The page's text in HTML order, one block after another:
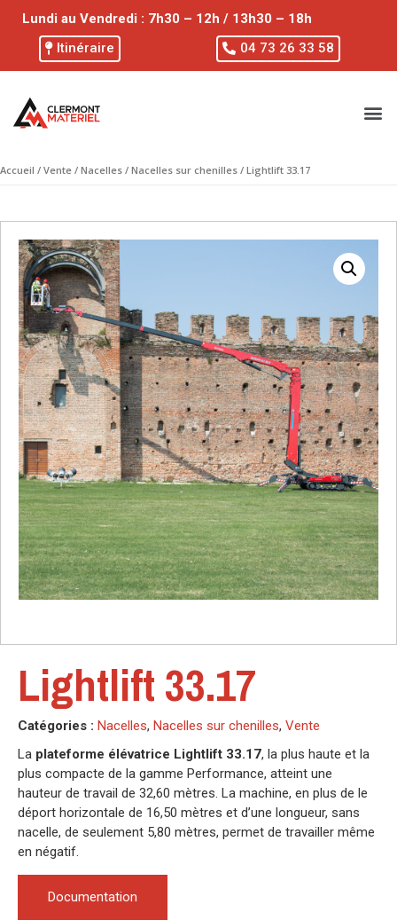
Lundi au Vendredi : 7h30 – 12h / 13h30 – 18h
Itinéraire
04 73 26 33 58
Accueil / Vente / Nacelles / Nacelles sur chenilles / Lightlift 33.17
Lightlift 33.17
Catégories : Nacelles, Nacelles sur chenilles, Vente
La plateforme élévatrice Lightlift 33.17, la plus haute et la
plus compacte de la gamme Performance, atteint une
hauteur de travail de 32,60 mètres. La machine, en plus de le
déport horizontale de 16,50 mètres et d’une longueur, sans
nacelle, de seulement 5,80 mètres, permet de travailler même
en négatif.
Documentation